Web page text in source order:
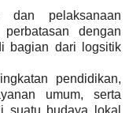
dan pelaksanaan
dengan
bagian dari logsitik
pendidikan,
umum, serta